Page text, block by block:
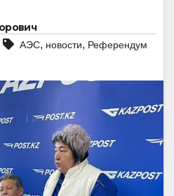
АЭС, новости, Референдум